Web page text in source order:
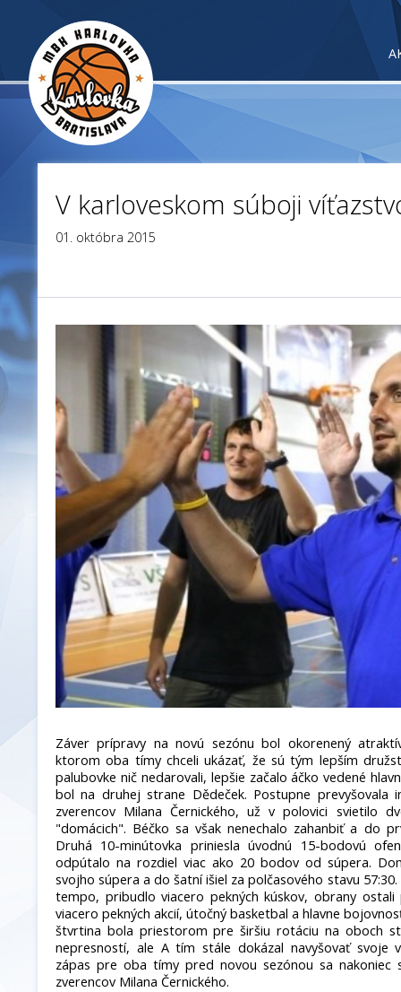
V karloveskom súboji
01. októbra 2015
Záver prípravy na novú sezónu bol okorenený
ktorom oba tímy chceli ukázať, že sú tým lepším
palubovke nič nedarovali, lepšie začalo áčko vedené
bol na druhej strane Dědeček. Postupne prevyšovala
zverencov Milana Černického, už v polovici svietilo
"domácich". Béčko sa však nenechalo zahanbiť a do
Druhá 10-minútovka priniesla úvodnú 15-bodovú
odpútalo na rozdiel viac ako 20 bodov od súpera.
svojho súpera a do šatní išiel za polčasového stavu
tempo, pribudlo viacero pekných kúskov, obrany
viacero pekných akcií, útočný basketbal a hlavne
štvrtina bola priestorom pre širšiu rotáciu na oboch
nepresností, ale A tím stále dokázal navyšovať svoje
zápas pre oba tímy pred novou sezónou sa nakoniec
zverencov Milana Černického.